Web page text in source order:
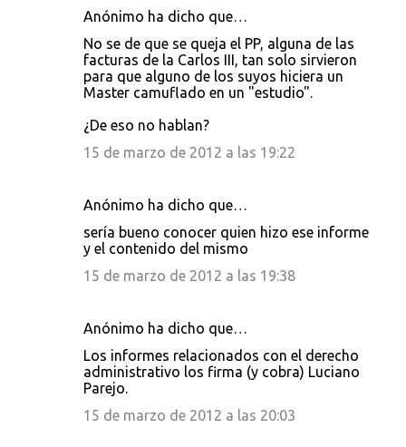
Anónimo ha dicho que…
No se de que se queja el PP, alguna de las
facturas de la Carlos III, tan solo sirvieron
para que alguno de los suyos hiciera un
Master camuflado en un "estudio".
¿De eso no hablan?
15 de marzo de 2012 a las 19:22
Anónimo ha dicho que…
sería bueno conocer quien hizo ese informe
y el contenido del mismo
15 de marzo de 2012 a las 19:38
Anónimo ha dicho que…
Los informes relacionados con el derecho
administrativo los firma (y cobra) Luciano
Parejo.
15 de marzo de 2012 a las 20:03